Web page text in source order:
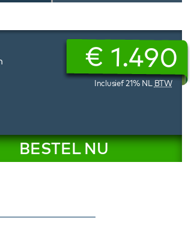
€ 1.490
Inclusief 21% NL BTW
BESTEL NU